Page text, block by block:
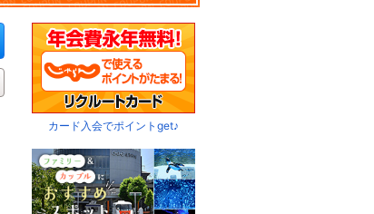
カード入会でポイントget♪